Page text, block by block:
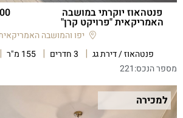
פנטהאוז יוקרתי במושבה
האמריקאית "פרויקט קרן"
יפו והמושבה
פנטהאוז / דירת גג
3 חדרים 155 מ"ר
מספר הנכס:221
למכירה